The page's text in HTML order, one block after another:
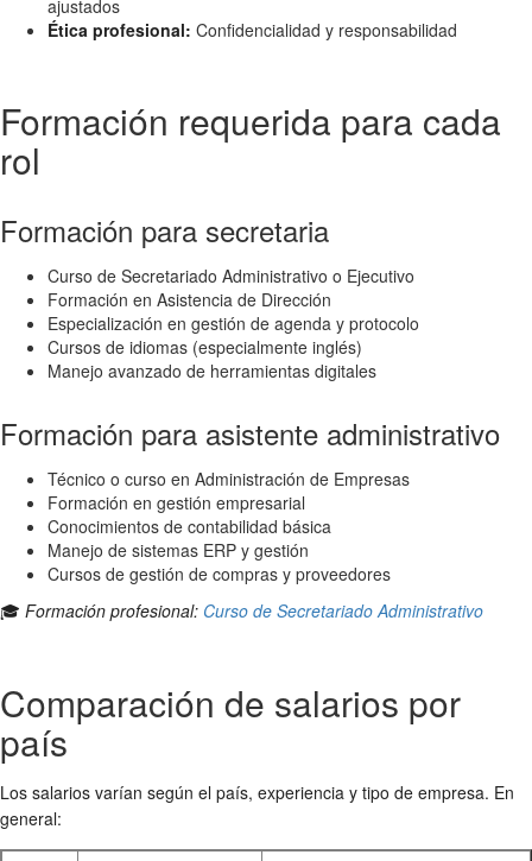
ajustados
Ética profesional: Confidencialidad y responsabilidad
Formación requerida para cada
rol
Formación para secretaria
Curso de Secretariado Administrativo o Ejecutivo
Formación en Asistencia de Dirección
Especialización en gestión de agenda y protocolo
Cursos de idiomas (especialmente inglés)
Manejo avanzado de herramientas digitales
Formación para asistente administrativo
Técnico o curso en Administración de Empresas
Formación en gestión empresarial
Conocimientos de contabilidad básica
Manejo de sistemas ERP y gestión
Cursos de gestión de compras y proveedores
🎓 Formación profesional: Curso de Secretariado Administrativo
Comparación de salarios por
país
Los salarios varían según el país, experiencia y tipo de empresa. En
general: